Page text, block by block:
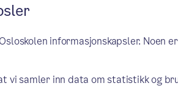
informasjonskapsler. Noen
vi samler inn data om statistikk og